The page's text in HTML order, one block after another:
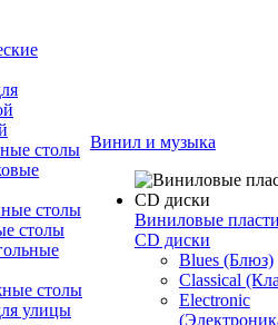
столы
столы
столы
столы
улицы
Винил и музыка
Виниловые
CD диски
Blues (Блюз)
Classical
Electronic